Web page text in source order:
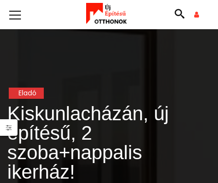
Eladó
Kiskunlacházán, új
építésű, 2
szoba+nappalis
ikerház!